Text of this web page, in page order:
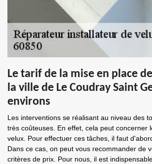
Le tarif de la mise en place
la ville de Le Coudray Saint
environs
Les interventions se réalisant au niveau des
très coûteuses. En effet, cela peut concerner
velux. Pour effectuer ces tâches, il faut
Dans ce cas, on peut vous recommander de
critères de prix. Pour nous, il est